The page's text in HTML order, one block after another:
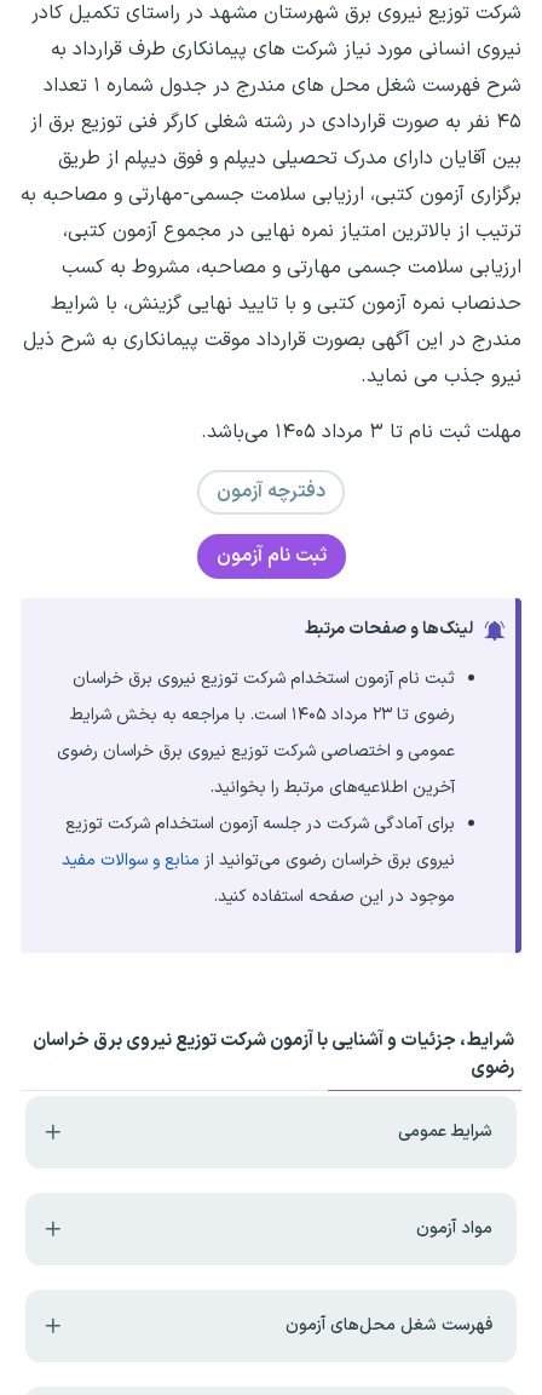
شرکت توزیع نیروی برق شهرستان مشهد در راستای تکمیل کادر
نیروی انسانی مورد نیاز شرکت های پیمانکاری طرف قرارداد به
شرح فهرست شغل محل های مندرج در جدول شماره ۱ تعداد
۴۵ نفر به صورت قراردادی در رشته شغلی کارگر فنی توزیع برق از
بین آقایان دارای مدرک تحصیلی دیپلم و فوق دیپلم از طریق
برگزاری آزمون کتبی، ارزیابی سلامت جسمی-مهارتی و مصاحبه به
ترتیب از بالاترین امتیاز نمره نهایی در مجموع آزمون کتبی،
ارزیابی سلامت جسمی مهارتی و مصاحبه، مشروط به کسب
حدنصاب نمره آزمون کتبی و با تایید نهایی گزینش، با شرایط
مندرج در این آگهی بصورت قرارداد موقت پیمانکاری به شرح ذیل
نیرو جذب می نماید.
مهلت ثبت نام تا ۳ مرداد ۱۴۰۵ می‌باشد.
دفترچه آزمون
ثبت نام آزمون
لینک‌ها و صفحات مرتبط
ثبت نام آزمون استخدام شرکت توزیع نیروی برق خراسان
رضوی تا ۲۳ مرداد ۱۴۰۵ است. با مراجعه به بخش شرایط
عمومی و اختصاصی شرکت توزیع نیروی برق خراسان رضوی
آخرین اطلاعیه‌های مرتبط را بخوانید.
برای آمادگی شرکت در جلسه آزمون استخدام شرکت توزیع
نیروی برق خراسان رضوی می‌توانید از منابع و سوالات مفید
موجود در این صفحه استفاده کنید.
شرایط، جزئیات و آشنایی با آزمون شرکت توزیع نیروی برق خراسان
رضوی
شرایط عمومی
مواد آزمون
فهرست شغل محل‌های آزمون